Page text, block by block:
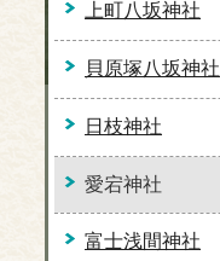
上町八坂神社
貝原塚八坂神社
日枝神社
愛宕神社
富士浅間神社